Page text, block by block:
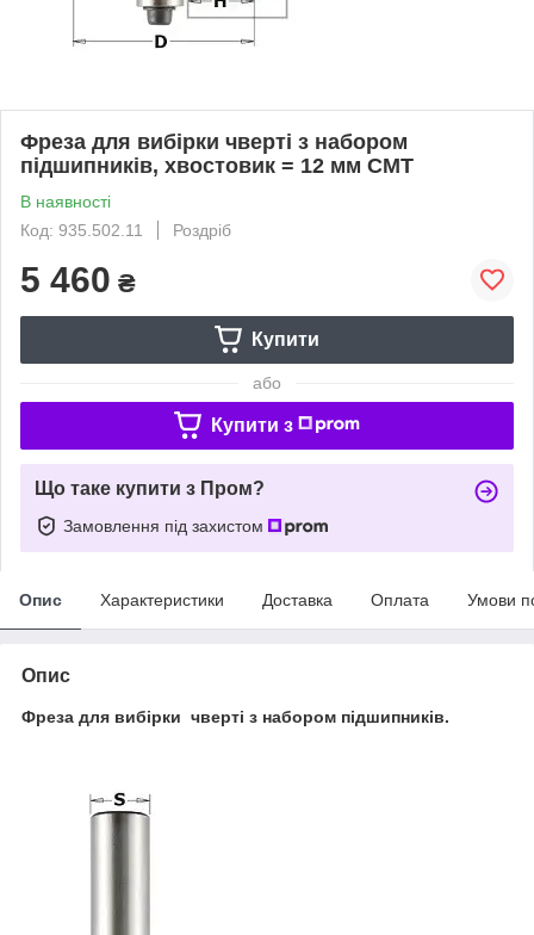
Фреза для вибірки чверті з набором
підшипників, хвостовик = 12 мм СМТ
В наявності
Код: 935.502.11
Роздріб
5 460 ₴
Купити
або
Купити з
Що таке купити з Пром?
Замовлення під захистом
Опис Характеристики Доставка Оплата Умови
Опис
Фреза для вибірки чверті з набором підшипників.